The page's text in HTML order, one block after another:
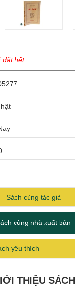
đặt hết
Sách cùng tác giả
cùng nhà xuất bản
yêu thích
THIỆU SÁCH